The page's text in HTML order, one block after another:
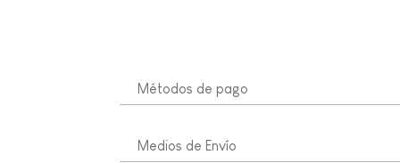
Métodos de pago
Medios de Envío